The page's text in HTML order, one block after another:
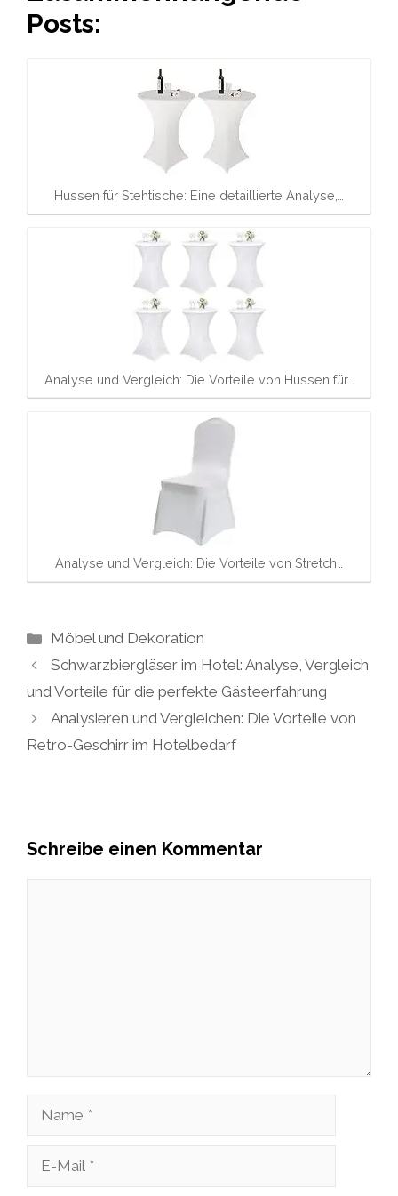
Posts:
Hussen für Stehtische: Eine detaillierte Analyse,…
Analyse und Vergleich: Die Vorteile von Hussen für…
Analyse und Vergleich: Die Vorteile von Stretch…
Kategorien
Möbel und Dekoration
Schwarzbiergläser im Hotel: Analyse, Vergleich
und Vorteile für die perfekte Gästeerfahrung
Analysieren und Vergleichen: Die Vorteile von
Retro-Geschirr im Hotelbedarf
Schreibe einen Kommentar
Name